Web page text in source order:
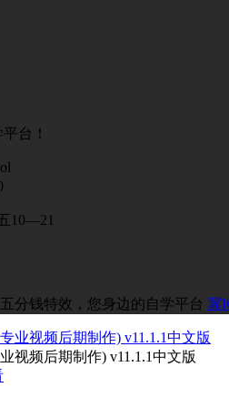
台！
10—21
五分钱特效，您身边的自学平台 冀
视频后期制作) v11.1.1中文版